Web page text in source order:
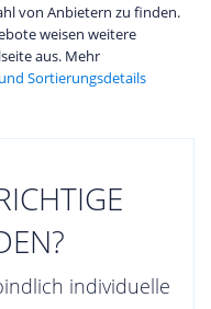
von Anbietern zu finden.
weisen weitere
aus. Mehr
Sortierungsdetails
individuelle